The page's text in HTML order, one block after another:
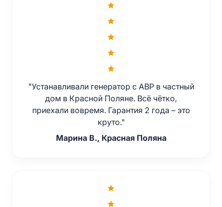
"Устанавливали генератор с АВР в частный
дом в Красной Поляне. Всё чётко,
приехали вовремя. Гарантия 2 года – это
круто."
Марина В., Красная Поляна